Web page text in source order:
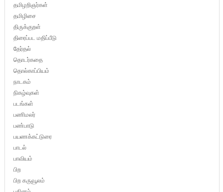
தமிழறிஞர்கள்
தமிழிசை
திருக்குறள்
திரைப்பட மதிப்பீடு
தேர்தல்
தொடர்கதை
தொல்காப்பியம்
நாடகம்
நிகழ்வுகள்
படங்கள்
பணிமலர்
பண்பாடு
பயணக்கட்டுரை
பாடல்
பாவியம்
பிற
பிற கருவூலம்